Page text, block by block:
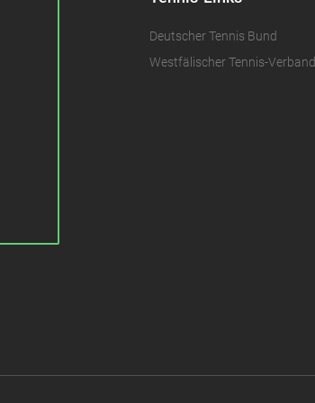
Deutscher Tennis Bund
Westfälischer Tennis-Verband